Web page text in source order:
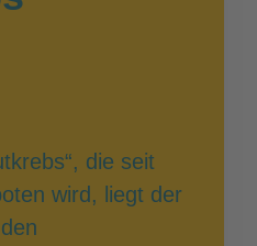
die seit
wird, liegt der